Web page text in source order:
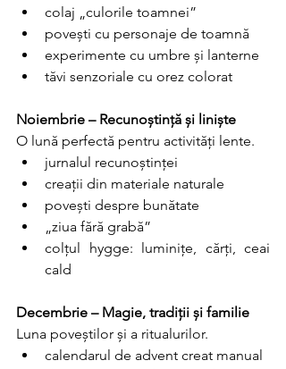
colaj „culorile toamnei”
povești cu personaje de toamnă
experimente cu umbre și lanterne
tăvi senzoriale cu orez colorat
Noiembrie – Recunoștință și liniște
O lună perfectă pentru activități lente.
jurnalul recunoștinței
creații din materiale naturale
povești despre bunătate
„ziua fără grabă”
colțul hygge: luminițe, cărți, ceai
cald
Decembrie – Magie, tradiții și familie
Luna poveștilor și a ritualurilor.
calendarul de advent creat manual